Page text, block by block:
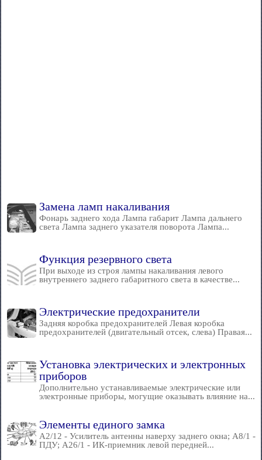
Замена ламп накаливания
Фонарь заднего хода Лампа габарит Лампа дальнего
света Лампа заднего указателя поворота Лампа...
Функция резервного света
При выходе из строя лампы накаливания левого
внутреннего заднего габаритного света в качестве...
Электрические предохранители
Задняя коробка предохранителей Левая коробка
предохранителей (двигательный отсек, слева) Правая...
Установка электрических и электронных
приборов
Дополнительно устанавливаемые электрические или
электронные приборы, могущие оказывать влияние на...
Элементы единого замка
A2/12 - Усилитель антенны наверху заднего окна; A8/1 -
ПДУ; A26/1 - ИК-приемник левой передней...